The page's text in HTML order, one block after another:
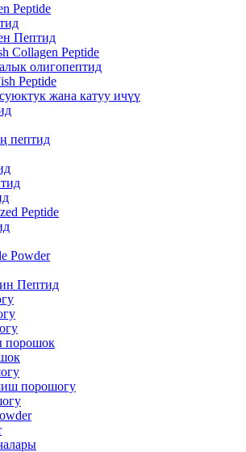
Peptide
Пептид
Collagen Peptide
олигопептид
Peptide
жана катуу ичүү
пептид
Peptide
Powder
Пептид
порошок
порошогу